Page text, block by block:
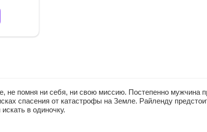
не помня ни себя, ни свою миссию. Постепенно
спасения от катастрофы на Земле. Райленду
в одиночку.